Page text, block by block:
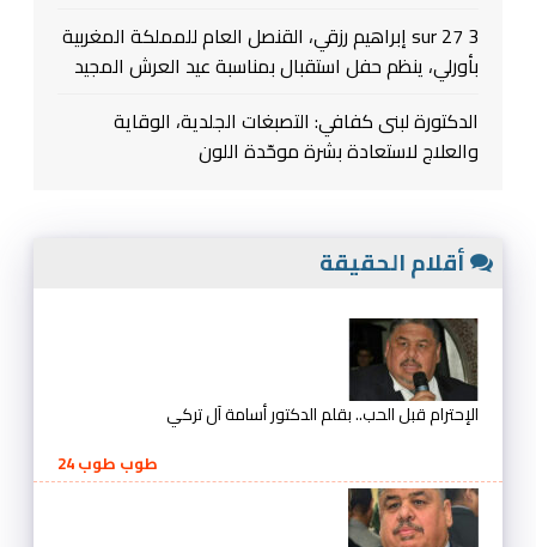
3 sur 27 إبراهيم رزقي، القنصل العام للمملكة المغربية
بأورلي، ينظم حفل استقبال بمناسبة عيد العرش المجيد
الدكتورة لبنى كفافي: التصبغات الجلدية، الوقاية
والعلاج لاستعادة بشرة موحّدة اللون
أقلام الحقيقة
الإحترام قبل الحب.. بقلم الدكتور أسامة آل تركي
طوب طوب 24